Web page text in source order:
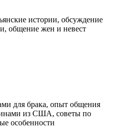
истории, обсуждение
общение жен и невест
для брака, опыт общения
из США, советы по
особенности